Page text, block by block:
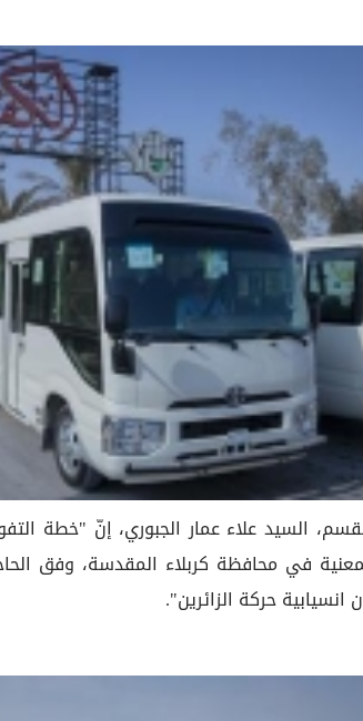
السيد علاء عمار الجبوري، إنّ "خطة
في محافظة كربلاء المقدسة، وفق
انسيابية حركة الزائرين".